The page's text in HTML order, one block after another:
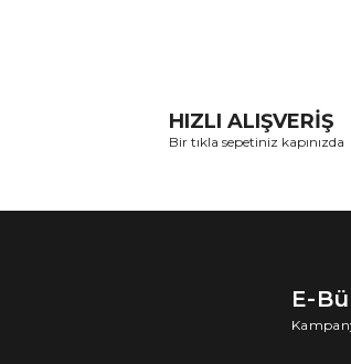
HIZLI ALIŞVERİŞ
Bir tıkla sepetiniz kapınızda
E-